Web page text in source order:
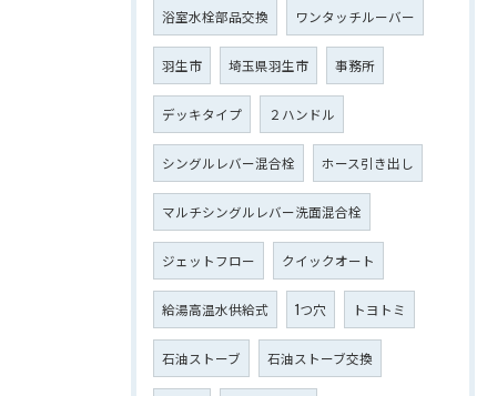
浴室水栓部品交換 ワンタッチルーバー
羽生市 埼玉県羽生市 事務所
デッキタイプ ２ハンドル
シングルレバー混合栓 ホース引き出し
マルチシングルレバー洗面混合栓
ジェットフロー クイックオート
給湯高温水供給式 1つ穴 トヨトミ
石油ストーブ 石油ストーブ交換